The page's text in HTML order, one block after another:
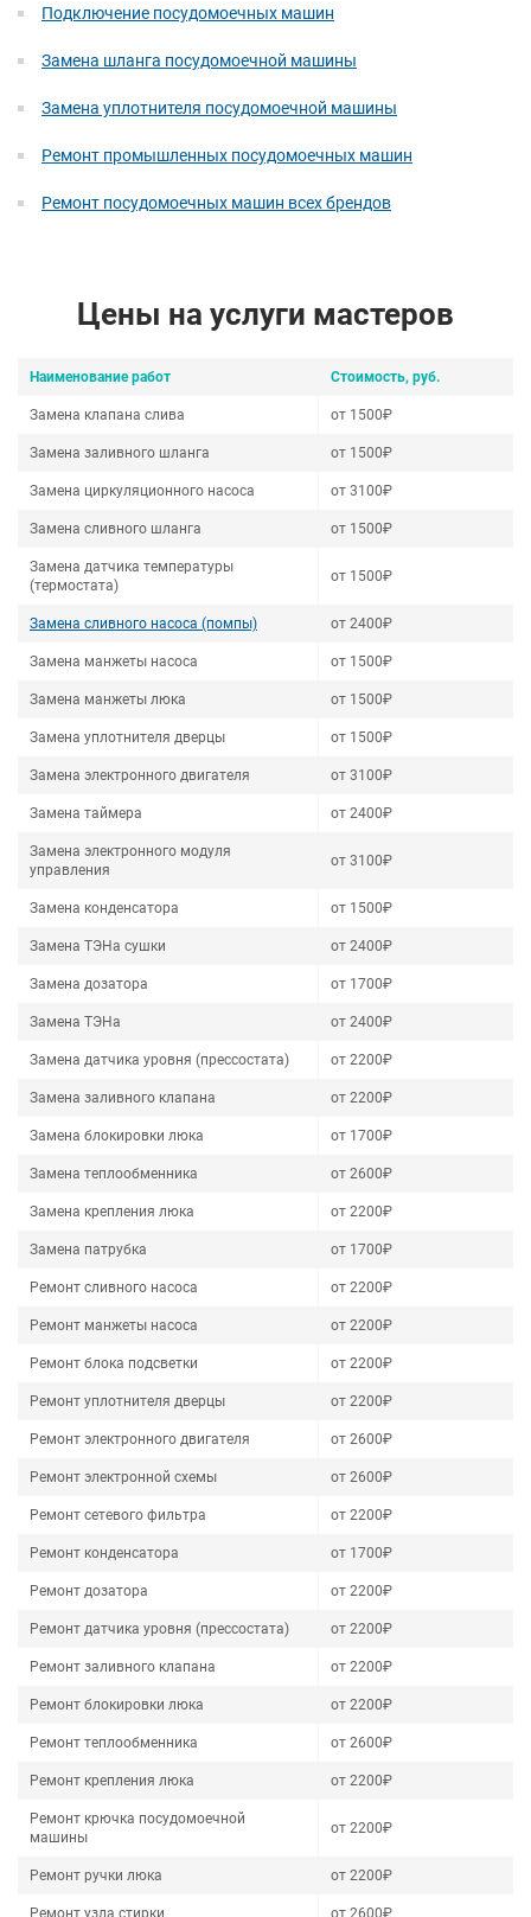
Подключение посудомоечных машин
Замена шланга посудомоечной машины
Замена уплотнителя посудомоечной машины
Ремонт промышленных посудомоечных машин
Ремонт посудомоечных машин всех брендов
Цены на услуги мастеров
Наименование работ Стоимость, руб.
Замена клапана слива от 1500₽
Замена заливного шланга от 1500₽
Замена циркуляционного насоса от 3100₽
Замена сливного шланга от 1500₽
Замена датчика температуры
(термостата)
от 1500₽
Замена сливного насоса (помпы) от 2400₽
Замена манжеты насоса от 1500₽
Замена манжеты люка от 1500₽
Замена уплотнителя дверцы от 1500₽
Замена электронного двигателя от 3100₽
Замена таймера от 2400₽
Замена электронного модуля
управления
от 3100₽
Замена конденсатора от 1500₽
Замена ТЭНа сушки от 2400₽
Замена дозатора от 1700₽
Замена ТЭНа от 2400₽
Замена датчика уровня (прессостата) от 2200₽
Замена заливного клапана от 2200₽
Замена блокировки люка от 1700₽
Замена теплообменника от 2600₽
Замена крепления люка от 2200₽
Замена патрубка от 1700₽
Ремонт сливного насоса от 2200₽
Ремонт манжеты насоса от 2200₽
Ремонт блока подсветки от 2200₽
Ремонт уплотнителя дверцы от 2200₽
Ремонт электронного двигателя от 2600₽
Ремонт электронной схемы от 2600₽
Ремонт сетевого фильтра от 2200₽
Ремонт конденсатора от 1700₽
Ремонт дозатора от 2200₽
Ремонт датчика уровня (прессостата) от 2200₽
Ремонт заливного клапана от 2200₽
Ремонт блокировки люка от 2200₽
Ремонт теплообменника от 2600₽
Ремонт крепления люка от 2200₽
Ремонт крючка посудомоечной
машины
от 2200₽
Ремонт ручки люка от 2200₽
Ремонт узла стирки от 2600₽